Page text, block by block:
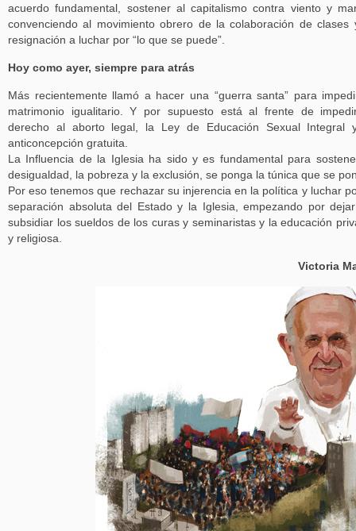
acuerdo fundamental, sostener al capitalismo contra viento y
convenciendo al movimiento obrero de la colaboración de clases
resignación a luchar por “lo que se puede”.
Hoy como ayer, siempre para atrás
Más recientemente llamó a hacer una “guerra santa” para
matrimonio igualitario. Y por supuesto está al frente de
derecho al aborto legal, la Ley de Educación Sexual Integral
anticoncepción gratuita.
La Influencia de la Iglesia ha sido y es fundamental para
desigualdad, la pobreza y la exclusión, se ponga la túnica que se
Por eso tenemos que rechazar su injerencia en la política y luchar
separación absoluta del Estado y la Iglesia, empezando por
subsidiar los sueldos de los curas y seminaristas y la educación
y religiosa.
Victoria